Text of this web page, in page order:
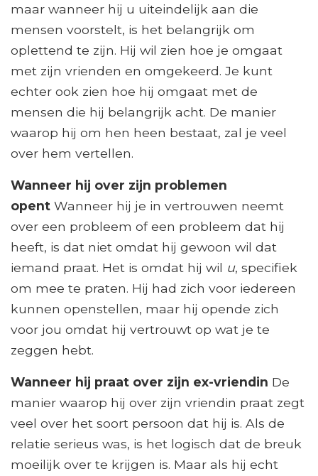
maar wanneer hij u uiteindelijk aan die
mensen voorstelt, is het belangrijk om
oplettend te zijn. Hij wil zien hoe je omgaat
met zijn vrienden en omgekeerd. Je kunt
echter ook zien hoe hij omgaat met de
mensen die hij belangrijk acht. De manier
waarop hij om hen heen bestaat, zal je veel
over hem vertellen.
Wanneer hij over zijn problemen
opent Wanneer hij je in vertrouwen neemt
over een probleem of een probleem dat hij
heeft, is dat niet omdat hij gewoon wil dat
iemand praat. Het is omdat hij wil u, specifiek
om mee te praten. Hij had zich voor iedereen
kunnen openstellen, maar hij opende zich
voor jou omdat hij vertrouwt op wat je te
zeggen hebt.
Wanneer hij praat over zijn ex-vriendin De
manier waarop hij over zijn vriendin praat zegt
veel over het soort persoon dat hij is. Als de
relatie serieus was, is het logisch dat de breuk
moeilijk over te krijgen is. Maar als hij echt